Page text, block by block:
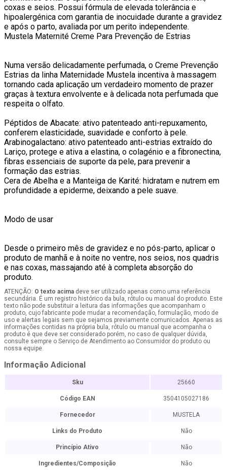
coxas e seios. Possui fórmula de elevada tolerância e
hipoalergénica com garantia de inocuidade durante a gravidez
e após o parto, avaliada por um perito independente.
Mustela Maternité Creme Para Prevenção de Estrias
Numa versão delicadamente perfumada, o Creme Prevenção
Estrias da linha Maternidade Mustela incentiva à massagem
tornando cada aplicação um verdadeiro momento de prazer
graças à textura envolvente e à delicada nota perfumada que
respeita o olfato.
Péptidos de Abacate: ativo patenteado anti-repuxamento,
conferem elasticidade, suavidade e conforto à pele.
Arabinogalactano: ativo patenteado anti-estrias extraído do
Lariço, protege e ativa a elastina, o colagénio e a fibronectina,
fibras essenciais de suporte da pele, para prevenir a
formação das estrias.
Cera de Abelha e a Manteiga de Karité: hidratam e nutrem em
profundidade a epiderme, deixando a pele suave.
Modo de usar
Desde o primeiro mês de gravidez e no pós-parto, aplicar o
produto de manhã e à noite no ventre, nos seios, nos quadris
e nas coxas, massajando até à completa absorção do
produto.
ATENÇÃO: O texto acima deve ser utilizado apenas como uma referência
secundária. É um registro histórico da bula, rótulo ou manual do produto. Este
texto não pode substituir a leitura das informações que acompanham o
produto, cujo fabricante pode mudar a recomendação, formulação, modo de
uso e alertas legais sem que sejamos previamente comunicados. Apenas as
informações contidas na própria bula, rótulo ou manual que acompanha o
produto é que deve ser considerado porém, no caso de qualquer dúvida,
consulte sempre o Serviço de Atendimento ao Consumidor do produto ou
nossa equipe.
Informação Adicional
Sku 25660
Código EAN 3504105027186
Fornecedor MUSTELA
Links do Produto Não
Princípio Ativo Não
Ingredientes/Composição Não